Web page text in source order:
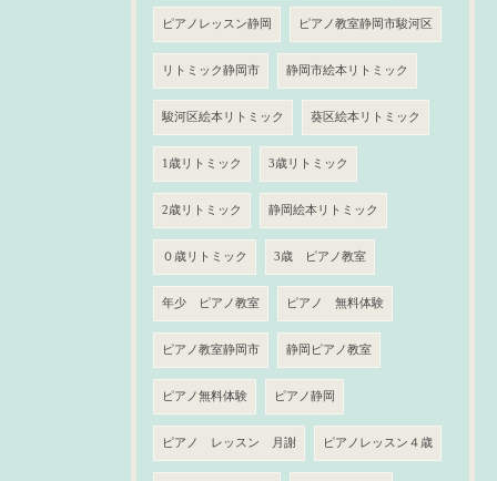
ピアノレッスン静岡 ピアノ教室静岡市駿河区
リトミック静岡市 静岡市絵本リトミック
駿河区絵本リトミック 葵区絵本リトミック
1歳リトミック 3歳リトミック
2歳リトミック 静岡絵本リトミック
０歳リトミック 3歳 ピアノ教室
年少 ピアノ教室 ピアノ 無料体験
ピアノ教室静岡市 静岡ピアノ教室
ピアノ無料体験 ピアノ静岡
ピアノ レッスン 月謝 ピアノレッスン４歳